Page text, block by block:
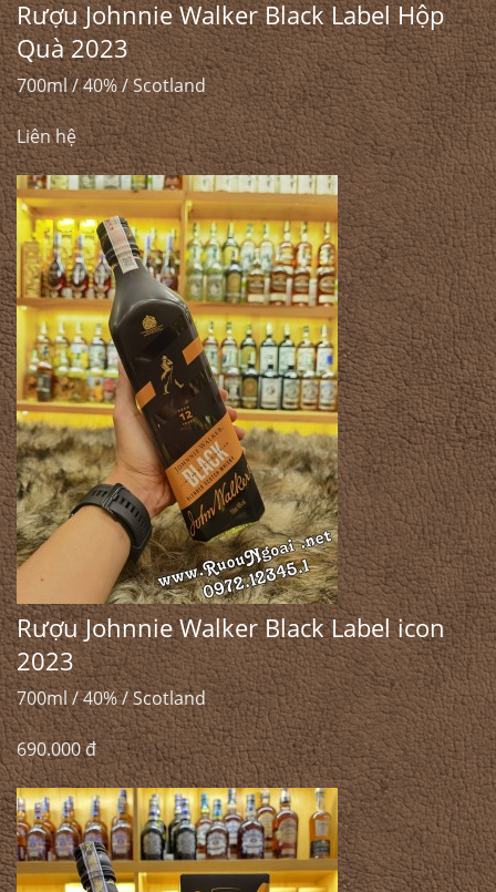
Rượu Johnnie Walker Black Label Hộp
Quà 2023
700ml / 40% / Scotland
Liên hệ
Rượu Johnnie Walker Black Label icon
2023
700ml / 40% / Scotland
690.000 đ